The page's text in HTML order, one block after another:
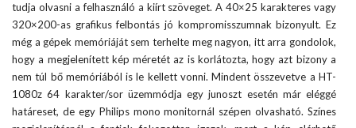
tudja olvasni a felhasználó a kiírt szöveget. A 40×25 karakteres vagy
320×200-as grafikus felbontás jó kompromisszumnak bizonyult. Ez
még a gépek memóriáját sem terhelte meg nagyon, itt arra gondolok,
hogy a megjelenített kép méretét az is korlátozta, hogy azt bizony a
nem túl bő memóriából is le kellett vonni. Mindent összevetve a HT-
1080z 64 karakter/sor üzemmódja egy junoszt esetén már eléggé
határeset, de egy Philips mono monitornál szépen olvasható. Színes